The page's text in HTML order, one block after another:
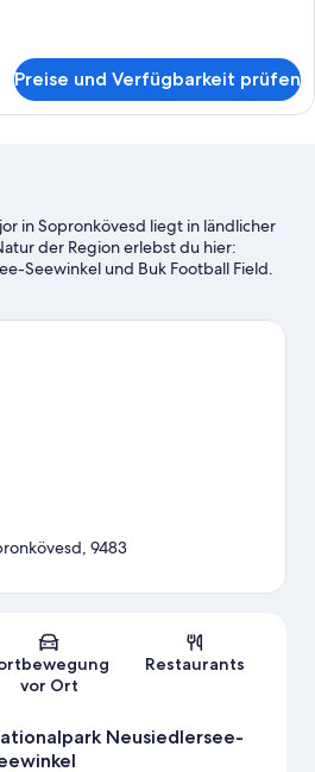
Preise und Verfügbarkeit prüfen
in Sopronkövesd liegt in ländlicher
der Region erlebst du hier:
Seewinkel und Buk Football Field.
interessiert bist, ist Folgendes
einen Besuch wert sind
Karte
9483
vor Ort
Restaurants
Neusiedlersee-